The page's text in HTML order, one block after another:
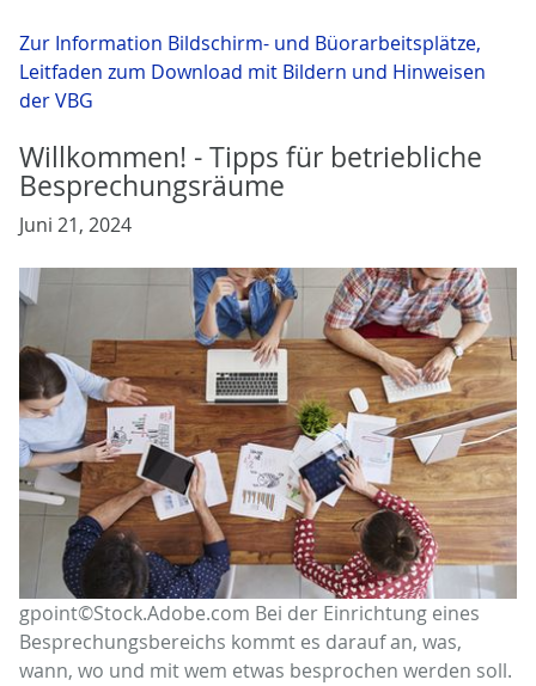
Zur Information Bildschirm- und Büorarbeitsplätze,
Leitfaden zum Download mit Bildern und Hinweisen
der VBG
Willkommen! - Tipps für betriebliche
Besprechungsräume
Juni 21, 2024
gpoint©Stock.Adobe.com Bei der Einrichtung eines
Besprechungsbereichs kommt es darauf an, was,
wann, wo und mit wem etwas besprochen werden soll.